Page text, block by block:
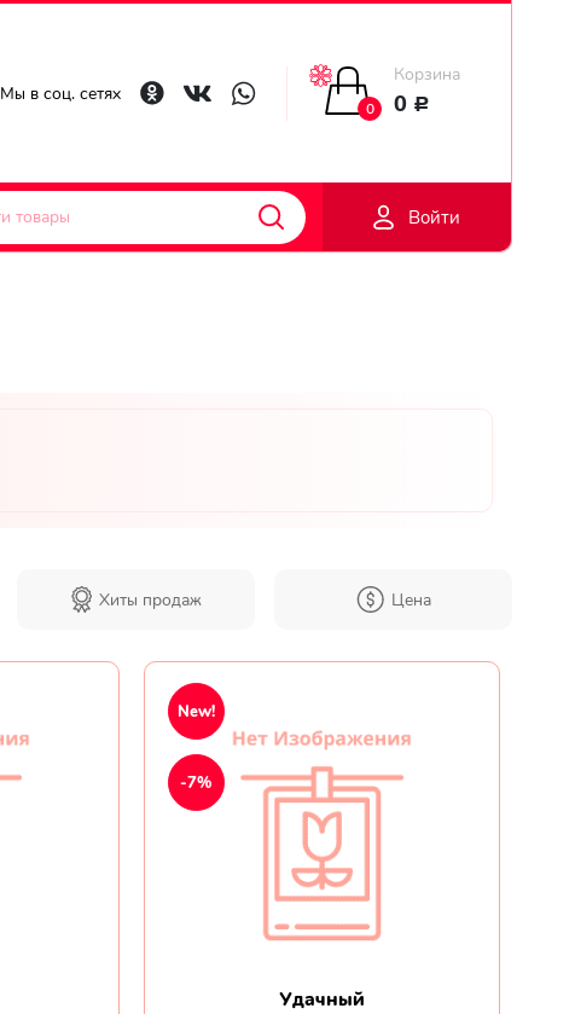
Доставка
соц.
Мы в соц. сетях
0
Корзина
0 Р
Войти
Хиты продаж Цена
Удачный
New!
-7%